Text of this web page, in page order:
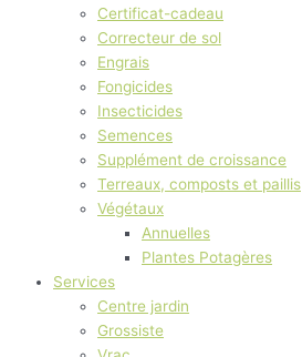
Certificat-cadeau
Correcteur de sol
Engrais
Fongicides
Insecticides
Semences
Supplément de croissance
Terreaux, composts et paillis
Végétaux
Annuelles
Plantes Potagères
Services
Centre jardin
Grossiste